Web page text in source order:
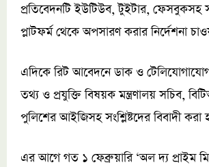
প্রতিবেদনটি ইউটিউব, টুইটার,
প্লাটফর্ম থেকে অপসারণ করার নির্দেশনা
এদিকে রিট আবেদনে ডাক ও টেলিযোগাযোগ
তথ্য ও প্রযুক্তি বিষয়ক মন্ত্রণালয় সচিব,
পুলিশের আইজিসহ সংশ্লিষ্টদের বিবাদী করা
এর আগে গত ১ ফেব্রুয়ারি ‘অল দ্য প্রাইম